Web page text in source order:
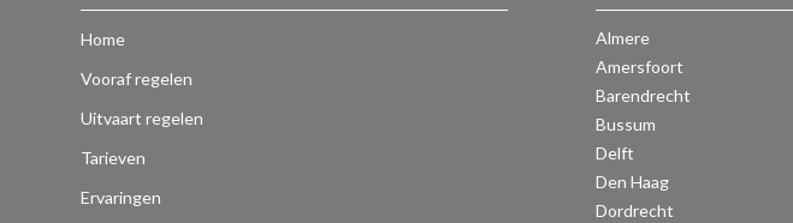
Home
Vooraf regelen
Uitvaart regelen
Tarieven
Ervaringen
Almere
Amersfoort
Barendrecht
Bussum
Delft
Den Haag
Dordrecht